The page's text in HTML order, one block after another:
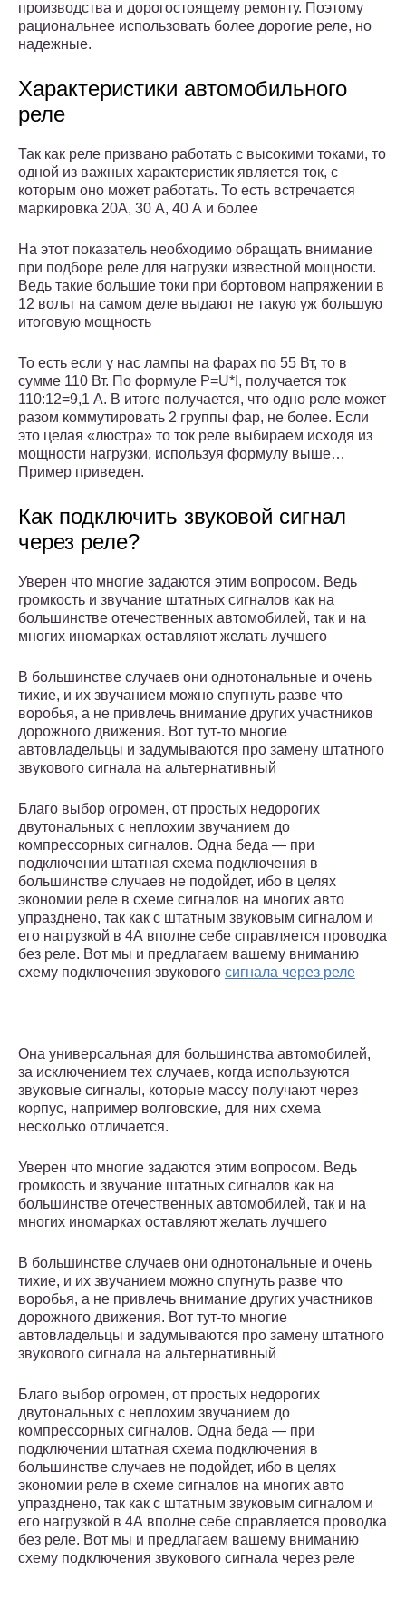
производства и дорогостоящему ремонту. Поэтому
рациональнее использовать более дорогие реле, но
надежные.
Характеристики автомобильного
реле
Так как реле призвано работать с высокими токами, то
одной из важных характеристик является ток, с
которым оно может работать. То есть встречается
маркировка 20А, 30 А, 40 А и более
На этот показатель необходимо обращать внимание
при подборе реле для нагрузки известной мощности.
Ведь такие большие токи при бортовом напряжении в
12 вольт на самом деле выдают не такую уж большую
итоговую мощность
То есть если у нас лампы на фарах по 55 Вт, то в
сумме 110 Вт. По формуле P=U*I, получается ток
110:12=9,1 А. В итоге получается, что одно реле может
разом коммутировать 2 группы фар, не более. Если
это целая «люстра» то ток реле выбираем исходя из
мощности нагрузки, используя формулу выше…
Пример приведен.
Как подключить звуковой сигнал
через реле?
Уверен что многие задаются этим вопросом. Ведь
громкость и звучание штатных сигналов как на
большинстве отечественных автомобилей, так и на
многих иномарках оставляют желать лучшего
В большинстве случаев они однотональные и очень
тихие, и их звучанием можно спугнуть разве что
воробья, а не привлечь внимание других участников
дорожного движения. Вот тут-то многие
автовладельцы и задумываются про замену штатного
звукового сигнала на альтернативный
Благо выбор огромен, от простых недорогих
двутональных с неплохим звучанием до
компрессорных сигналов. Одна беда — при
подключении штатная схема подключения в
большинстве случаев не подойдет, ибо в целях
экономии реле в схеме сигналов на многих авто
упразднено, так как с штатным звуковым сигналом и
его нагрузкой в 4А вполне себе справляется проводка
без реле. Вот мы и предлагаем вашему вниманию
схему подключения звукового сигнала через реле
Она универсальная для большинства автомобилей,
за исключением тех случаев, когда используются
звуковые сигналы, которые массу получают через
корпус, например волговские, для них схема
несколько отличается.
Уверен что многие задаются этим вопросом. Ведь
громкость и звучание штатных сигналов как на
большинстве отечественных автомобилей, так и на
многих иномарках оставляют желать лучшего
В большинстве случаев они однотональные и очень
тихие, и их звучанием можно спугнуть разве что
воробья, а не привлечь внимание других участников
дорожного движения. Вот тут-то многие
автовладельцы и задумываются про замену штатного
звукового сигнала на альтернативный
Благо выбор огромен, от простых недорогих
двутональных с неплохим звучанием до
компрессорных сигналов. Одна беда — при
подключении штатная схема подключения в
большинстве случаев не подойдет, ибо в целях
экономии реле в схеме сигналов на многих авто
упразднено, так как с штатным звуковым сигналом и
его нагрузкой в 4А вполне себе справляется проводка
без реле. Вот мы и предлагаем вашему вниманию
схему подключения звукового сигнала через реле